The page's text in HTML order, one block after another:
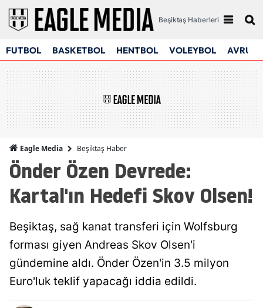
Beşiktaş Haberleri
FUTBOL BASKETBOL HENTBOL VOLEYBOL
Eagle Media Beşiktaş Haber
Önder Özen Devrede:
Kartal'ın Hedefi Skov Olsen!
Beşiktaş, sağ kanat transferi için Wolfsburg
forması giyen Andreas Skov Olsen'i
gündemine aldı. Önder Özen'in 3.5 milyon
Euro'luk teklif yapacağı iddia edildi.